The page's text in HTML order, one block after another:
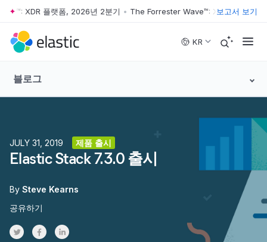
Skip to main content
XDR 플랫폼, 2026년 2분기 • The Forrester Wave™: XDR 플랫폼,
보고서 보기
KR
블로그
JULY 31, 2019 제품 출시
Elastic Stack 7.3.0 출시
By Steve Kearns
공유하기
Share on Twitter
Share on Facebook
Share on LinkedInr